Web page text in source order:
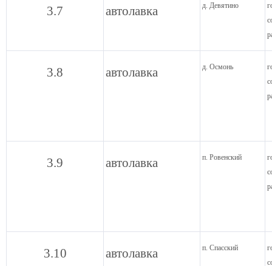
3.7 автолавка д. Девятино
3.8 автолавка д. Осмонь
3.9 автолавка п. Ровенский
3.10 автолавка п. Спасский